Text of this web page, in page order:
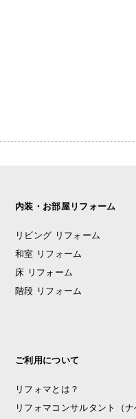
内装・お部屋リフォーム
リビング リフォーム
和室 リフォーム
床 リフォーム
階段 リフォーム
ご利用について
リフォマとは？
リフォマコンサルタント（ナ